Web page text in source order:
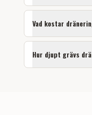
Vad kostar
Hur djupt grävs